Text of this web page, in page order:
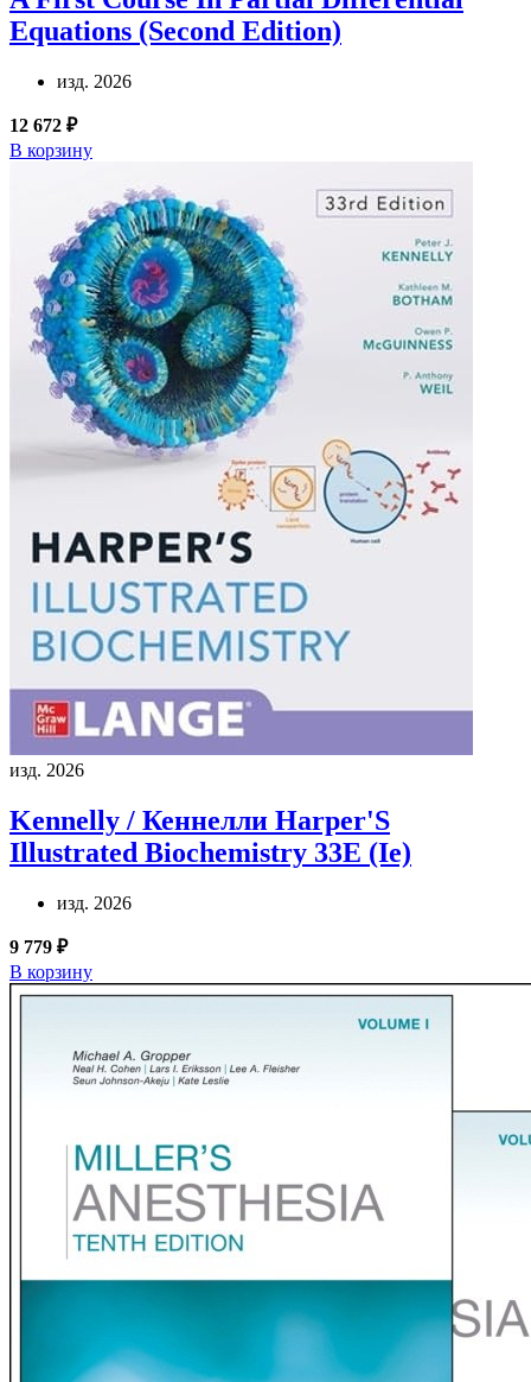
Equations (Second Edition)
изд. 2026
12 672 ₽
В корзину
изд. 2026
Kennelly / Кеннелли Harper'S
Illustrated Biochemistry 33E (Ie)
изд. 2026
9 779 ₽
В корзину